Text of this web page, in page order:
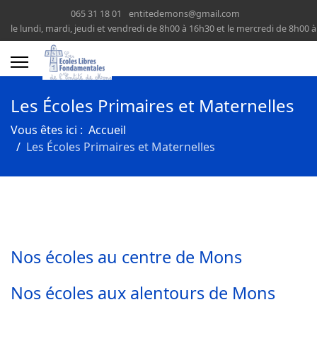
065 31 18 01
entitedemons@gmail.com
le lundi, mardi, jeudi et vendredi de 8h00 à 16h30 et le mercredi de 8h00
Les Écoles Primaires et Maternelles
Vous êtes ici : Accueil
Les Écoles Primaires et Maternelles
Nos écoles au centre de Mons
Nos écoles aux alentours de Mons